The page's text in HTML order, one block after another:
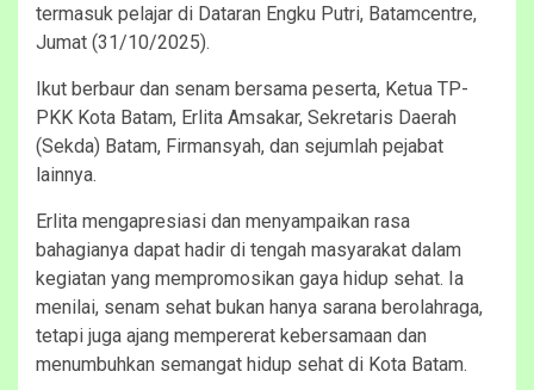
termasuk pelajar di Dataran Engku Putri, Batamcentre,
Jumat (31/10/2025).
Ikut berbaur dan senam bersama peserta, Ketua TP-
PKK Kota Batam, Erlita Amsakar, Sekretaris Daerah
(Sekda) Batam, Firmansyah, dan sejumlah pejabat
lainnya.
Erlita mengapresiasi dan menyampaikan rasa
bahagianya dapat hadir di tengah masyarakat dalam
kegiatan yang mempromosikan gaya hidup sehat. Ia
menilai, senam sehat bukan hanya sarana berolahraga,
tetapi juga ajang mempererat kebersamaan dan
menumbuhkan semangat hidup sehat di Kota Batam.